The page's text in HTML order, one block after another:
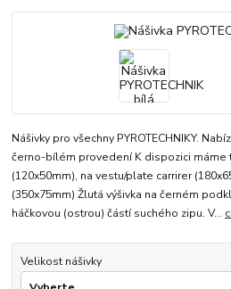
Nášivky pro všechny PYROTECHNIKY.
černo-bílém provedení K dispozici máme
(120x50mm), na vestu/plate carrirer
(350x75mm) Žlutá výšivka na černém
háčkovou (ostrou) částí suchého zipu. V...
Velikost nášivky